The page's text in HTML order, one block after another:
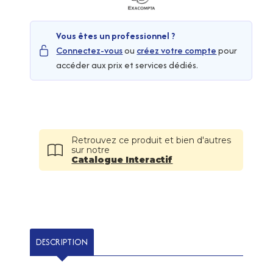
Vous êtes un professionnel ?
Connectez-vousou créez votre comptepour
accéder aux prix et services dédiés.
Retrouvez ce produit et bien d'autres
sur notre
Catalogue Interactif
DESCRIPTION